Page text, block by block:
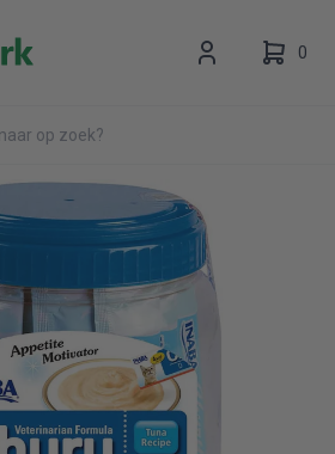
0
is leeg.
hem met producten.